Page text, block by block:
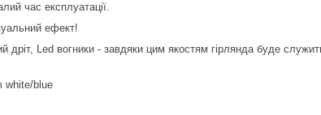
час експлуатації.
ефект!
дріт, Led вогники - завдяки цим якостям гірлянда буде
white/blue